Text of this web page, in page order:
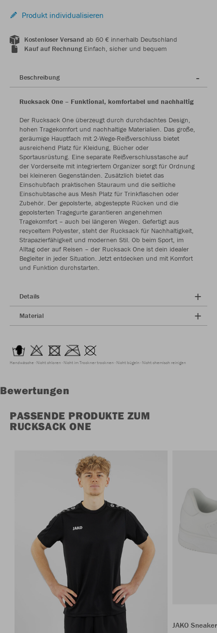
Produkt individualisieren
Kostenloser Versand ab 60 € innerhalb Deutschland
Kauf auf RechnungEinfach, sicher und bequem
Beschreibung
Rucksack One – Funktional, komfortabel und nachhaltig
Der Rucksack One überzeugt durch durchdachtes Design,
hohen Tragekomfort und nachhaltige Materialien. Das große,
geräumige Hauptfach mit 2-Wege-Reißverschluss bietet
ausreichend Platz für Kleidung, Bücher oder
Sportausrüstung. Eine separate Reißverschlusstasche auf
der Vorderseite mit integriertem Organizer sorgt für Ordnung
bei kleineren Gegenständen. Zusätzlich bietet das
Einschubfach praktischen Stauraum und die seitliche
Einschubtasche aus Mesh Platz für Trinkflaschen oder
Zubehör. Der gepolsterte, abgesteppte Rücken und die
gepolsterten Tragegurte garantieren angenehmen
Tragekomfort – auch bei längeren Wegen. Gefertigt aus
recyceltem Polyester, steht der Rucksack für Nachhaltigkeit,
Strapazierfähigkeit und modernen Stil. Ob beim Sport, im
Alltag oder auf Reisen – der Rucksack One ist dein idealer
Begleiter in jeder Situation. Jetzt entdecken und mit Komfort
und Funktion durchstarten.
Details
Material
Handwäsche Nicht chloren Nicht im Trockner trocknen Nicht bügeln Nicht chemisch reinigen
Bewertungen
PASSENDE PRODUKTE ZUM
RUCKSACK ONE
JAKO